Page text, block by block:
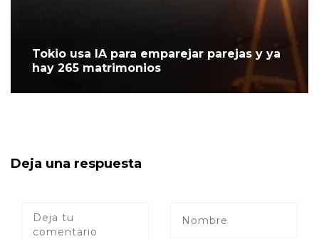
Tokio usa IA para emparejar parejas y ya
hay 265 matrimonios
Deja una respuesta